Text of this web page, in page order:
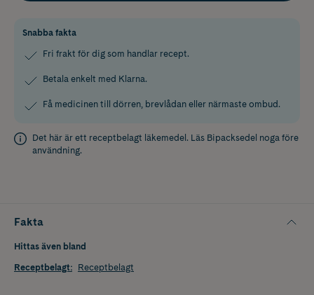
Snabba fakta
Fri frakt för dig som handlar recept.
Betala enkelt med Klarna.
Få medicinen till dörren, brevlådan eller närmaste ombud.
Det här är ett receptbelagt läkemedel. Läs Bipacksedel noga före
användning.
Fakta
Hittas även bland
Receptbelagt: Receptbelagt